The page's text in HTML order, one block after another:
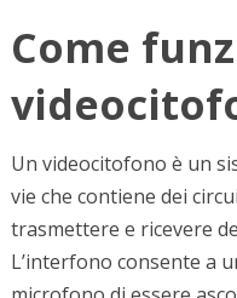
Come
Un videocitofono è un
vie che contiene dei
trasmettere e ricevere
L’interfono consente a